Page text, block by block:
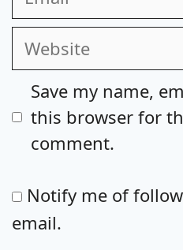
Website
Save my name,
this browser for
comment.
Notify me of
email.